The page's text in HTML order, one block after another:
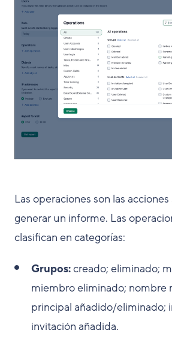
Las operaciones son las
generar un informe. Las
clasifican en categorías:
Grupos:creado; eliminado;
miembro eliminado; nombre
principal añadido/eliminado;
invitación añadida.